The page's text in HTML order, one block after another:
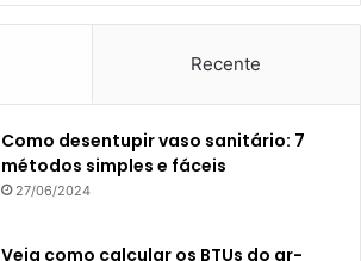
Recente
Como desentupir vaso sanitário: 7
métodos simples e fáceis
27/06/2024
Veja como calcular os BTUs do ar-